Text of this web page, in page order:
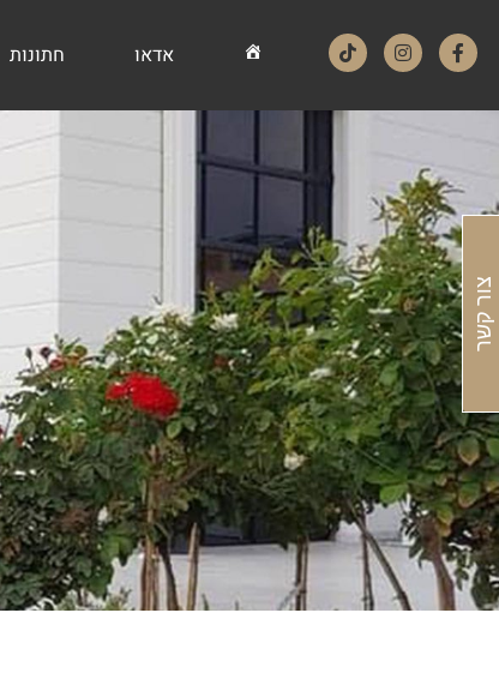
אדאו – ADEO דף הבית אדאו חתונות
צור קשר